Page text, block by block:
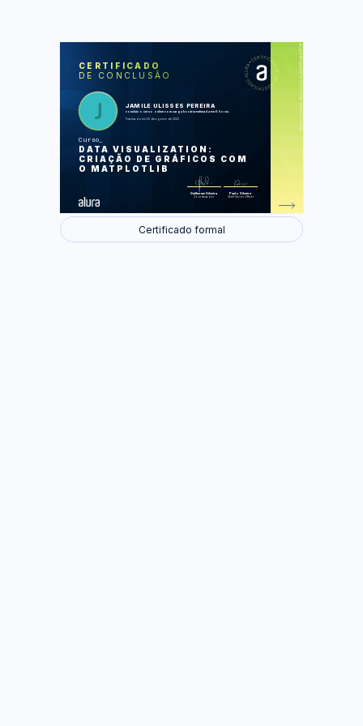
CERTIFICADO
DE CONCLUSÃO
JAMILE ULISSES PEREIRA
concluiu o curso online com carga horária estimada em 6 horas.
Finalizado em 20 de agosto de 2022
Curso
DATA VISUALIZATION:
CRIAÇÃO DE GRÁFICOS COM
O MATPLOTLIB
Guilherme Silveira
Coordenador
Paulo Silveira
Chief Vision Officer
https://cursos.alura.com.br/certificate/f08399bc-516e-48c3-a274-18f4608c117c
LAS
Primeiras visualizações
Customizando nossas
Anotações e diversos gráficos
Visualizando dados diferentes
Certificado formal